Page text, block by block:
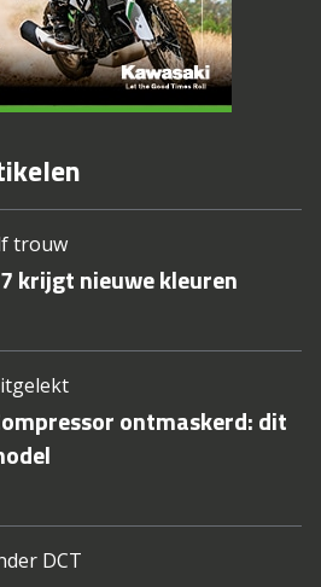
trouw
krijgt nieuwe kleuren
ontmaskerd: dit
DCT